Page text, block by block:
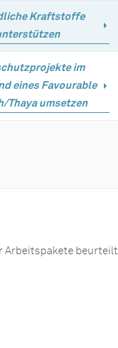
Kraftstoffe
im
eines Favourable
Thaya umsetzen
Arbeitspakete beurteilt